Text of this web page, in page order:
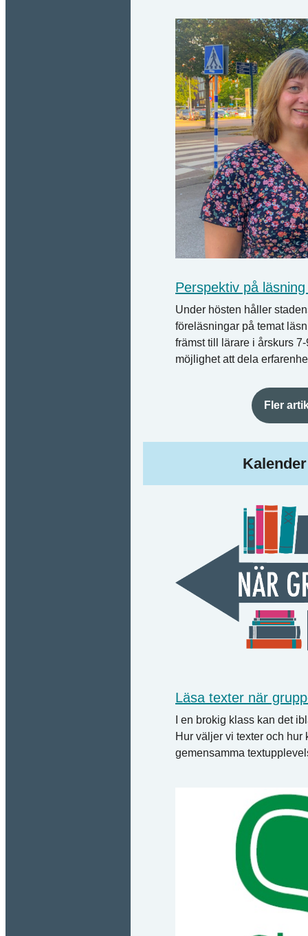
Perspektiv på
Under hösten håller
föreläsningar på temat
främst till lärare i årskurs
möjlighet att dela
Fler
Läsa texter när
I en brokig klass kan det
Hur väljer vi texter och hur
gemensamma